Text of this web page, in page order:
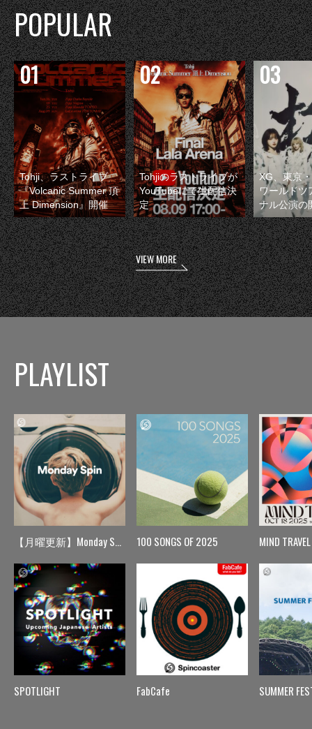
POPULAR
Tohji、ラストライブ
『Volcanic Summer 頂
上 Dimension』開催
Tohjiのラストライブが
YouTubeにて生配信決
定
XG、東京
ワールドツ
ナル公演の
VIEW MORE
PLAYLIST
【月曜更新】Monday Spin
SPOTLIGHT
100 SONGS OF 2025
FabCafe
MIND TRAVEL
SUMMER